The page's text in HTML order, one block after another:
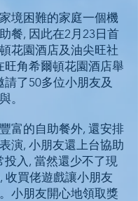
境困難的家庭一個機
餐, 因此在2月23日首
花園酒店及油尖旺社
旺角希爾頓花園酒店舉
請了50多位小朋友及
。
富的自助餐外, 還安排
演, 小朋友還上台協助
投入, 當然還少不了現
收買佬遊戲讓小朋友
小朋友開心地領取獎